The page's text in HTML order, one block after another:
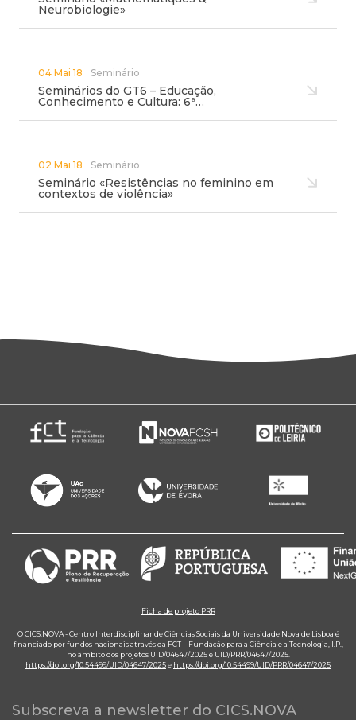
Neurobiologie»
04 Mai 18 Seminário
Seminários do GT6 – Educação,
Conhecimento e Cultura: 6ª…
02 Mai 18 Seminário
Seminário «Resistências no feminino em
contextos de violência»
Ficha de projeto PRR
O CICS.NOVA - Centro Interdisciplinar de Ciências Sociais da Universidade Nova de Lisboa é
financiado por fundos nacionais através da FCT – Fundação para a Ciência e a Tecnologia, I.P.,
no âmbito dos projetos UID/04647/2025 e UID/PRR/04647/2025.
https://doi.org/10.54499/UID/04647/2025e https://doi.org/10.54499/UID/PRR/04647/2025
Subscreva a newsletter do CICS.NOVA